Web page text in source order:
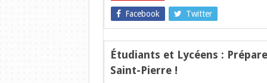
Facebook Twitter
Étudiants et Lycéens :
Saint-Pierre !